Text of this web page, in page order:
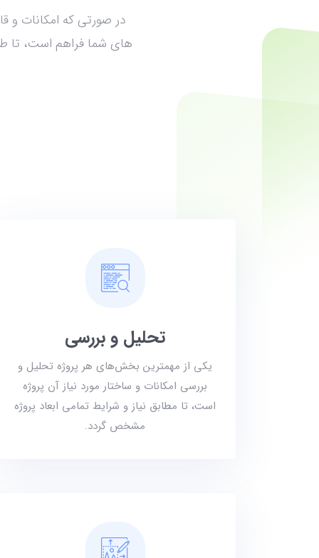
در صورتی که امکانات و
های شما فراهم است، تا
تحلیل و بررسی
یکی از مهمترین بخش‌های هر پروژه تحلیل و
بررسی امکانات و ساختار مورد نیاز آن پروژه
است، تا مطابق نیاز و شرایط تمامی ابعاد پروژه
مشخص گردد.